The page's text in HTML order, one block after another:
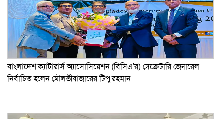
বাংলাদেশ ক্যাটারার্স অ্যাসোসিয়েশন (বিসিএ’র) সেক্রেটারি জেনারেল
নির্বাচিত হলেন মৌলভীবাজারের টিপু রহমান